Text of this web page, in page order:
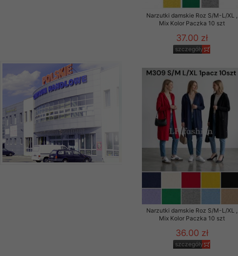
Narzutki damskie Roz S/M-L/XL ,
Mix Kolor Paczka 10 szt
37.00 zł
szczegóły
Narzutki damskie Roz S/M-L/XL ,
Mix Kolor Paczka 10 szt
36.00 zł
szczegóły